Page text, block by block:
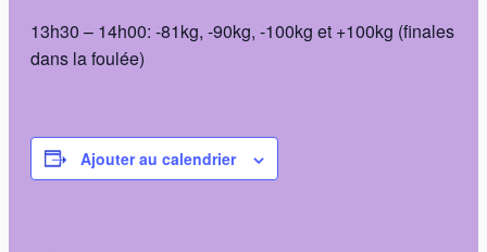
13h30 – 14h00: -81kg, -90kg, -100kg et +100kg (finales
dans la foulée)
Ajouter au calendrier